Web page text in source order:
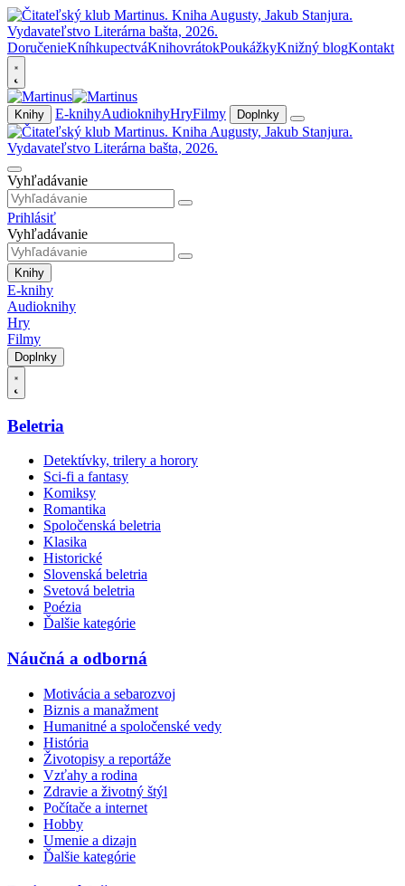
DoručenieKníhkupectváKnihovrátokPoukážkyKnižný blogKontakt
Knihy E-knihyAudioknihyHryFilmy Doplnky
Vyhľadávanie
Prihlásiť
Vyhľadávanie
Knihy
E-knihy
Audioknihy
Hry
Filmy
Doplnky
Beletria
Detektívky, trilery a horory
Sci-fi a fantasy
Komiksy
Romantika
Spoločenská beletria
Klasika
Historické
Slovenská beletria
Svetová beletria
Poézia
Ďalšie kategórie
Náučná a odborná
Motivácia a sebarozvoj
Biznis a manažment
Humanitné a spoločenské vedy
História
Životopisy a reportáže
Vzťahy a rodina
Zdravie a životný štýl
Počítače a internet
Hobby
Umenie a dizajn
Ďalšie kategórie